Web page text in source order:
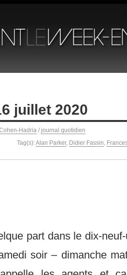
juillet 2020
Hadria / journal quotidien
Tag(s):Alan Parker, Didier Fassin,
part dans le dix-
soir – dimanche